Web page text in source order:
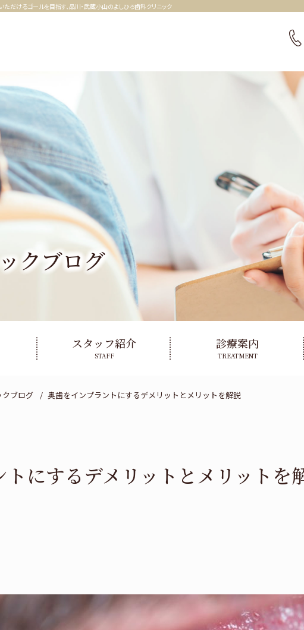
だけるゴールを目指す、品川・武蔵小山のよしひろ歯科クリニック
クブログ
スタッフ紹介
STAFF
診療案内
TREATMENT
クブログ 奥歯をインプラントにするデメリットとメリットを解説
にするデメリットとメリットを